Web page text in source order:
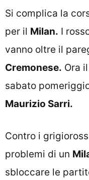
Si complica la
per il Milan. I
vanno oltre il
Cremonese. Ora
sabato
Maurizio Sarri.
Contro i
problemi di un
sbloccare le